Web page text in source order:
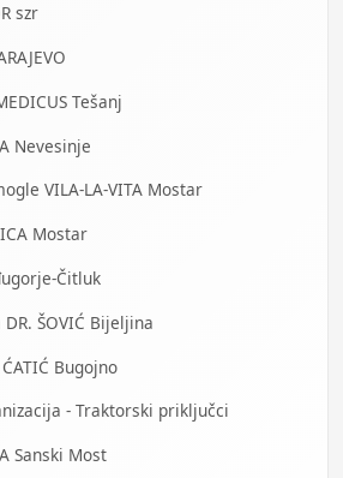
szr
Tešanj
Nevesinje
VILA-LA-VITA Mostar
Mostar
Čitluk
ŠOVIĆ Bijeljina
Bugojno
- Traktorski priključci
Sanski Most